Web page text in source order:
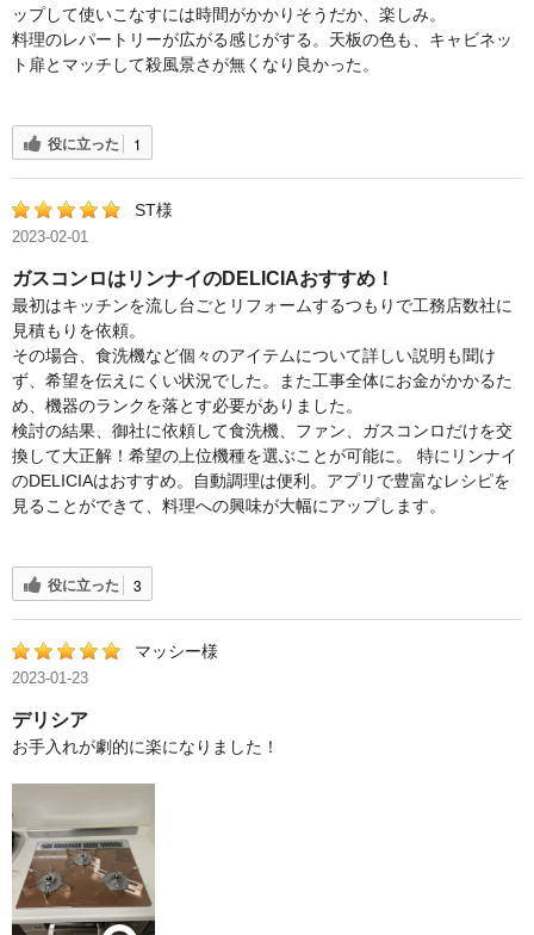
ップして使いこなすには時間がかかりそうだか、楽しみ。
料理のレパートリーが広がる感じがする。天板の色も、キャビネッ
ト扉とマッチして殺風景さが無くなり良かった。
役に立った 1
ST様
2023-02-01
ガスコンロはリンナイのDELICIAおすすめ！
最初はキッチンを流し台ごとリフォームするつもりで工務店数社に
見積もりを依頼。
その場合、食洗機など個々のアイテムについて詳しい説明も聞け
ず、希望を伝えにくい状況でした。また工事全体にお金がかかるた
め、機器のランクを落とす必要がありました。
検討の結果、御社に依頼して食洗機、ファン、ガスコンロだけを交
換して大正解！希望の上位機種を選ぶことが可能に。
特にリンナイ
のDELICIAはおすすめ。自動調理は便利。アプリで豊富なレシピを
見ることができて、料理への興味が大幅にアップします。
役に立った 3
マッシー様
2023-01-23
デリシア
お手入れが劇的に楽になりました！